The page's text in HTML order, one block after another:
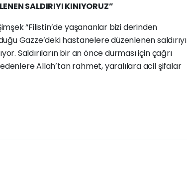
SALDIRIYI KINIYORUZ”
“Filistin’de yaşananlar bizi derinden
Gazze’deki hastanelere düzenlenen saldırıyı
Saldırıların bir an önce durması için çağrı
Allah’tan rahmet, yaralılara acil şifalar